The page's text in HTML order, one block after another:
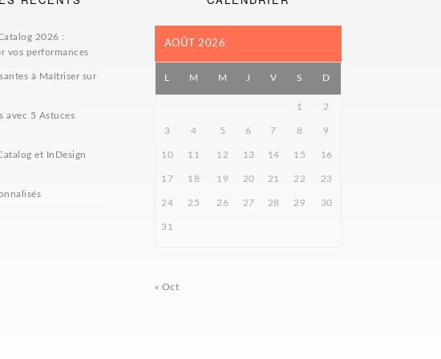
2026 :
vos performances
à Maîtriser sur
avec 5 Astuces
et InDesign
AOÛT 2026
L M M J V S D
1 2
3 4 5 6 7 8 9
10 11 12 13 14 15 16
17 18 19 20 21 22 23
24 25 26 27 28 29 30
31
« Oct